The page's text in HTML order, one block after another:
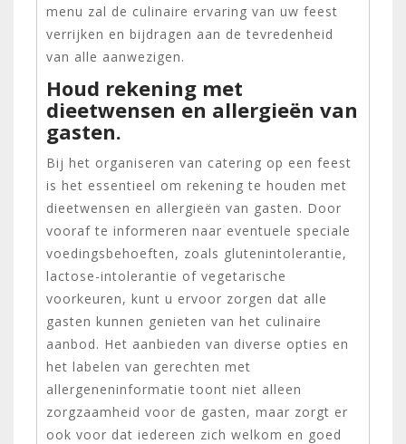
menu zal de culinaire ervaring van uw feest
verrijken en bijdragen aan de tevredenheid
van alle aanwezigen.
Houd rekening met
dieetwensen en allergieën van
gasten.
Bij het organiseren van catering op een feest
is het essentieel om rekening te houden met
dieetwensen en allergieën van gasten. Door
vooraf te informeren naar eventuele speciale
voedingsbehoeften, zoals glutenintolerantie,
lactose-intolerantie of vegetarische
voorkeuren, kunt u ervoor zorgen dat alle
gasten kunnen genieten van het culinaire
aanbod. Het aanbieden van diverse opties en
het labelen van gerechten met
allergeneninformatie toont niet alleen
zorgzaamheid voor de gasten, maar zorgt er
ook voor dat iedereen zich welkom en goed